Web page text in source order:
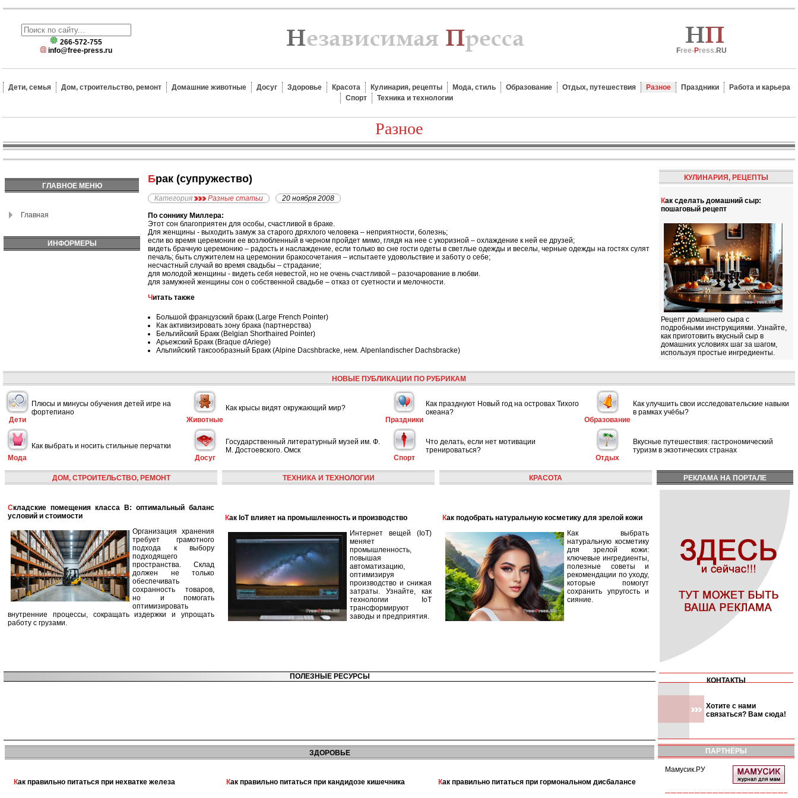
266-572-755
info@free-press.ru
Free-Press.RU
Дети, семья Дом, строительство, ремонт Домашние животные Досуг Здоровье Красота Кулинария, рецепты Мода, стиль Образование Отдых, путешествия Разное Праздники
Работа и карьера
Спорт
Техника и технологии
Разное
ГЛАВНОЕ МЕНЮ
Главная
ИНФОРМЕРЫ
Брак (супружество)
Категория Разные статьи 20 ноября 2008
По соннику Миллера:
Этот сон благоприятен для особы, счастливой в браке.
Для женщины - выходить замуж за старого дряхлого человека – неприятности, болезнь;
если во время церемонии ее возлюбленный в черном пройдет мимо, глядя на нее с укоризной – охлаждение к ней ее друзей;
видеть брачную церемонию – радость и наслаждение, если только во сне гости одеты в светлые одежды и веселы, черные одежды на гостях сулят
печаль; быть служителем на церемонии бракосочетания – испытаете удовольствие и заботу о себе;
несчастный случай во время свадьбы – страдание;
для молодой женщины - видеть себя невестой, но не очень счастливой – разочарование в любви.
для замужней женщины сон о собственной свадьбе – отказ от суетности и мелочности.
Читать также
Большой французский бракк (Large French Pointer)
Как активизировать зону брака (партнерства)
Бельгийский Бракк (Belgian Shorthaired Pointer)
Арьежский Бракк (Braque dAriege)
Альпийский таксообразный Бракк (Alpine Dacshbracke, нем. Alpenlandischer Dachsbracke)
КУЛИНАРИЯ, РЕЦЕПТЫ
Как сделать домашний сыр:
пошаговый рецепт
Рецепт домашнего сыра с
подробными инструкциями. Узнайте,
как приготовить вкусный сыр в
домашних условиях шаг за шагом,
используя простые ингредиенты.
НОВЫЕ ПУБЛИКАЦИИ ПО РУБРИКАМ
Дети
Плюсы и минусы обучения детей игре на
фортепиано
Животные
Как крысы видят окружающий мир?
Праздники
Как празднуют Новый год на островах Тихого
океана?
Образование
Как улучшить свои исследовательские навыки
в рамках учёбы?
Мода
Как выбрать и носить стильные перчатки
Досуг
Государственный литературный музей им. Ф.
М. Достоевского. Омск
Спорт
Что делать, если нет мотивации
тренироваться?
Отдых
Вкусные путешествия: гастрономический
туризм в экзотических странах
ДОМ, СТРОИТЕЛЬСТВО, РЕМОНТ
Складские помещения класса B: оптимальный баланс
условий и стоимости
Организация хранения
требует грамотного
подхода к выбору
подходящего
пространства. Склад
должен не только
обеспечивать
сохранность товаров,
но и помогать
оптимизировать
внутренние процессы, сокращать издержки и упрощать
работу с грузами.
ТЕХНИКА И ТЕХНОЛОГИИ
Как IoT влияет на промышленность и производство
Интернет вещей (IoT)
меняет
промышленность,
повышая
автоматизацию,
оптимизируя
производство и снижая
затраты. Узнайте, как
технологии IoT
трансформируют
заводы и предприятия.
КРАСОТА
Как подобрать натуральную косметику для зрелой кожи
Как выбрать
натуральную косметику
для зрелой кожи:
ключевые ингредиенты,
полезные советы и
рекомендации по уходу,
которые помогут
сохранить упругость и
сияние.
РЕКЛАМА НА ПОРТАЛЕ
ПОЛЕЗНЫЕ РЕСУРСЫ КОНТАКТЫ
Хотите с нами
связаться? Вам сюда!
ЗДОРОВЬЕ
Как правильно питаться при нехватке железа Как правильно питаться при кандидозе кишечника Как правильно питаться при гормональном дисбалансе
ПАРТНЁРЫ
Мамусик.РУ